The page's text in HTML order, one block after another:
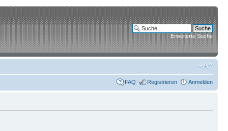
Erweiterte Suche
FAQ Registrieren Anmelden